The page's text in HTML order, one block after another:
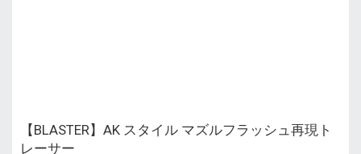
【BLASTER】AK スタイル マズルフラッシュ再現ト
レーサー